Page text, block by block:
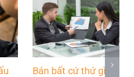
Bán bất cứ thứ gì